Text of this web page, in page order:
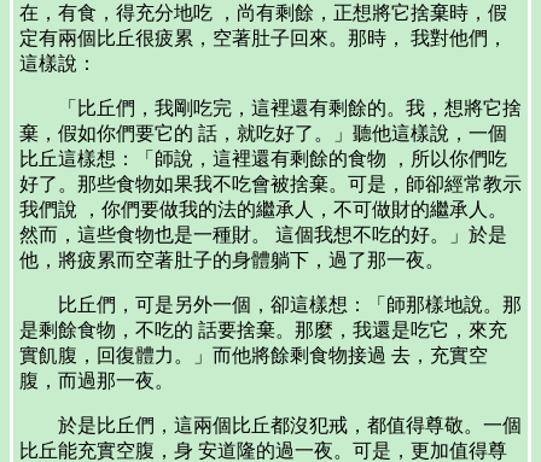
在，有食，得充分地吃 ，尚有剩餘，正想將它捨棄時，假
定有兩個比丘很疲累，空著肚子回來。那時， 我對他們，
這樣說：
「比丘們，我剛吃完，這裡還有剩餘的。我，想將它捨
棄，假如你們要它的 話，就吃好了。」聽他這樣說，一個
比丘這樣想：「師說，這裡還有剩餘的食物 ，所以你們吃
好了。那些食物如果我不吃會被捨棄。可是，師卻經常教示
我們說 ，你們要做我的法的繼承人，不可做財的繼承人。
然而，這些食物也是一種財。 這個我想不吃的好。」於是
他，將疲累而空著肚子的身體躺下，過了那一夜。
比丘們，可是另外一個，卻這樣想：「師那樣地說。那
是剩餘食物，不吃的 話要捨棄。那麼，我還是吃它，來充
實飢腹，回復體力。」而他將餘剩食物接過 去，充實空
腹，而過那一夜。
於是比丘們，這兩個比丘都沒犯戒，都值得尊敬。一個
比丘能充實空腹，身 安道隆的過一夜。可是，更加值得尊